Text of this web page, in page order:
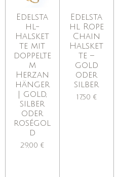
Edelsta
hl-
Halsket
te mit
doppelte
m
Herzan
hänger
| gold,
silber
oder
roségol
d
29,00 €
Edelsta
hl Rope
Chain
Halsket
te –
gold
oder
silber
17,50 €